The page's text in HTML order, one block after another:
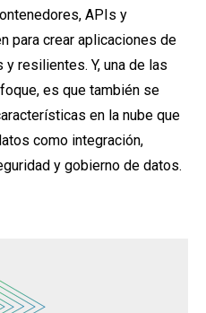
APIs y
para crear aplicaciones de
resilientes. Y, una de las
es que también se
en la nube que
como integración,
y gobierno de datos.